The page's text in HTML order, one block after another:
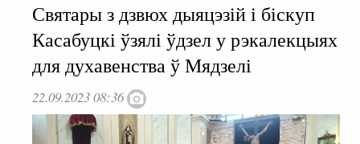
Святары з дзвюх дыяцэзій і біскуп
Касабуцкі ўзялі ўдзел у рэкалекцыях
для духавенства ў Мядзелі
22.09.2023 08:36